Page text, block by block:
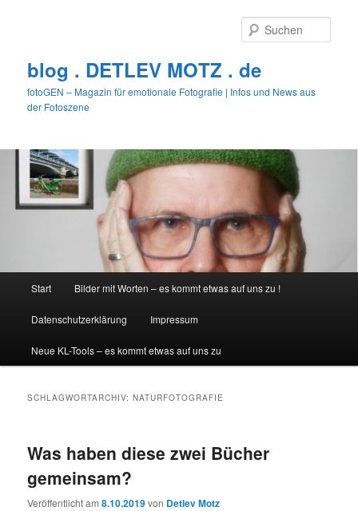
blog . DETLEV MOTZ . de
fotoGEN – Magazin für emotionale Fotografie | Infos und News aus
der Fotoszene
Start Bilder mit Worten – es kommt etwas auf uns zu !
Datenschutzerklärung Impressum
Neue KL-Tools – es kommt etwas auf uns zu
SCHLAGWORTARCHIV:NATURFOTOGRAFIE
Was haben diese zwei Bücher
gemeinsam?
Veröffentlicht am8.10.2019von Detlev Motz